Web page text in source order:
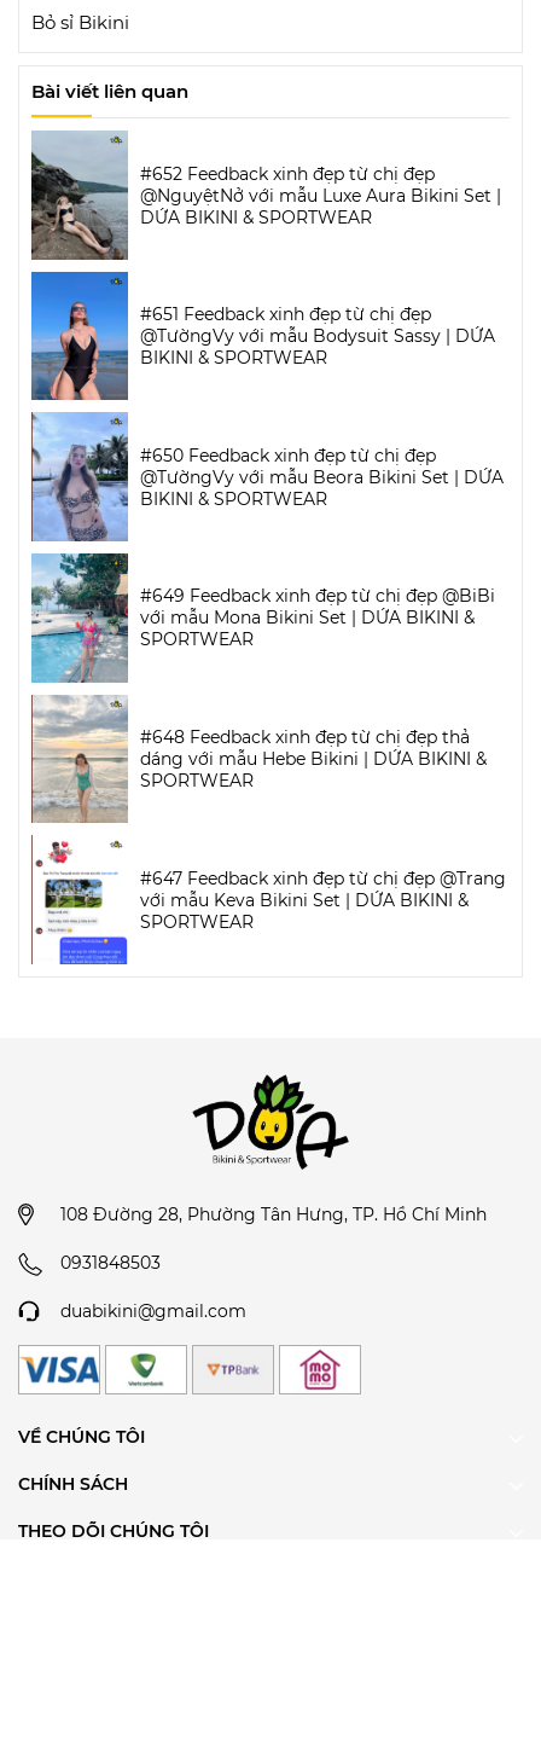
Bỏ sỉ Bikini
Bài viết liên quan
#652 Feedback xinh đẹp từ chị đẹp
@NguyệtNở với mẫu Luxe Aura Bikini Set |
DỨA BIKINI & SPORTWEAR
#651 Feedback xinh đẹp từ chị đẹp
@TườngVy với mẫu Bodysuit Sassy | DỨA
BIKINI & SPORTWEAR
#650 Feedback xinh đẹp từ chị đẹp
@TườngVy với mẫu Beora Bikini Set | DỨA
BIKINI & SPORTWEAR
#649 Feedback xinh đẹp từ chị đẹp @BiBi
với mẫu Mona Bikini Set | DỨA BIKINI &
SPORTWEAR
#648 Feedback xinh đẹp từ chị đẹp thả
dáng với mẫu Hebe Bikini | DỨA BIKINI &
SPORTWEAR
#647 Feedback xinh đẹp từ chị đẹp @Trang
với mẫu Keva Bikini Set | DỨA BIKINI &
SPORTWEAR
108 Đường 28, Phường Tân Hưng, TP. Hồ Chí Minh
0931848503
duabikini@gmail.com
VỀ CHÚNG TÔI
CHÍNH SÁCH
THEO DÕI CHÚNG TÔI